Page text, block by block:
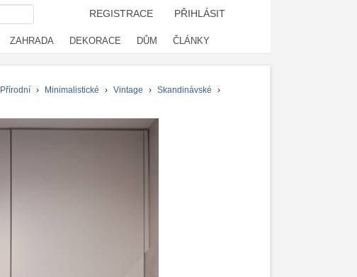
REGISTRACE PŘIHLÁSIT
ZAHRADA DEKORACE DŮM ČLÁNKY
Přírodní › Minimalistické › Vintage › Skandinávské
›